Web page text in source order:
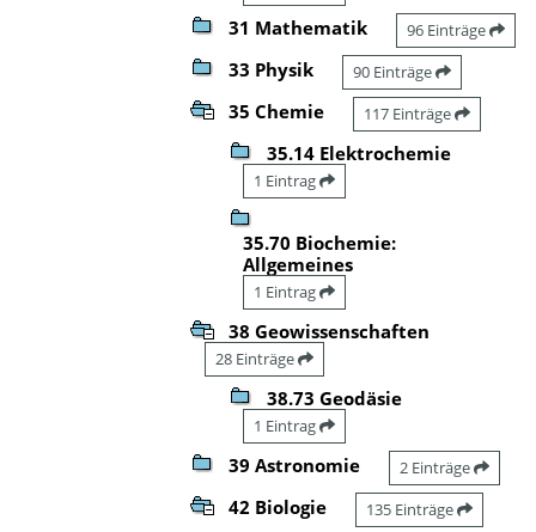
31 Mathematik 96 Einträge
33 Physik 90 Einträge
35 Chemie 117 Einträge
35.14 Elektrochemie
1 Eintrag
35.70 Biochemie:
Allgemeines
1 Eintrag
38 Geowissenschaften
28 Einträge
38.73 Geodäsie
1 Eintrag
39 Astronomie 2 Einträge
42 Biologie 135 Einträge